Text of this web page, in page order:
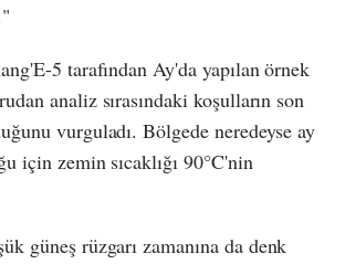
5 tarafından Ay'da yapılan örnek
analiz sırasındaki koşulların son
vurguladı. Bölgede neredeyse ay
için zemin sıcaklığı 90°C'nin
güneş rüzgarı zamanına da denk